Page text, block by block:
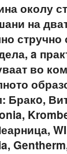
околу
на
стручно
a
во
Бракo,